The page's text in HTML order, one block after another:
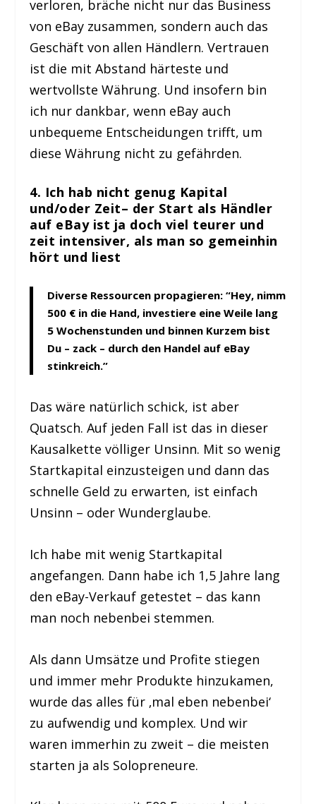
verloren, bräche nicht nur das Business
von eBay zusammen, sondern auch das
Geschäft von allen Händlern. Vertrauen
ist die mit Abstand härteste und
wertvollste Währung. Und insofern bin
ich nur dankbar, wenn eBay auch
unbequeme Entscheidungen trifft, um
diese Währung nicht zu gefährden.
4. Ich hab nicht genug Kapital
und/oder Zeit– der Start als Händler
auf eBay ist ja doch viel teurer und
zeit intensiver, als man so gemeinhin
hört und liest
Diverse Ressourcen propagieren: “Hey, nimm
500 € in die Hand, investiere eine Weile lang
5 Wochenstunden und binnen Kurzem bist
Du – zack – durch den Handel auf eBay
stinkreich.”
Das wäre natürlich schick, ist aber
Quatsch. Auf jeden Fall ist das in dieser
Kausalkette völliger Unsinn. Mit so wenig
Startkapital einzusteigen und dann das
schnelle Geld zu erwarten, ist einfach
Unsinn – oder Wunderglaube.
Ich habe mit wenig Startkapital
angefangen. Dann habe ich 1,5 Jahre lang
den eBay-Verkauf getestet – das kann
man noch nebenbei stemmen.
Als dann Umsätze und Profite stiegen
und immer mehr Produkte hinzukamen,
wurde das alles für ‚mal eben nebenbei‘
zu aufwendig und komplex. Und wir
waren immerhin zu zweit – die meisten
starten ja als Solopreneure.